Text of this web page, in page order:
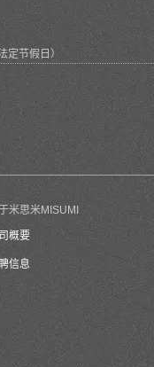
节假日）
米思米MISUMI
概要
信息